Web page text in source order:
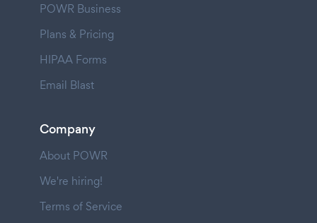
POWR Business
Plans & Pricing
HIPAA Forms
Email Blast
Company
About POWR
We're hiring!
Terms of Service